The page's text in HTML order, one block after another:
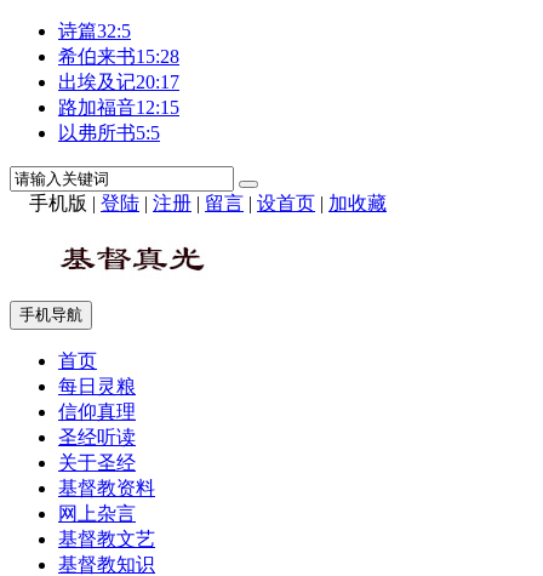
诗篇32:5
希伯来书15:28
出埃及记20:17
路加福音12:15
以弗所书5:5
手机版 | 登陆 | 注册 | 留言 | 设首页 | 加收藏
手机导航
首页
每日灵粮
信仰真理
圣经听读
关于圣经
基督教资料
网上杂言
基督教文艺
基督教知识